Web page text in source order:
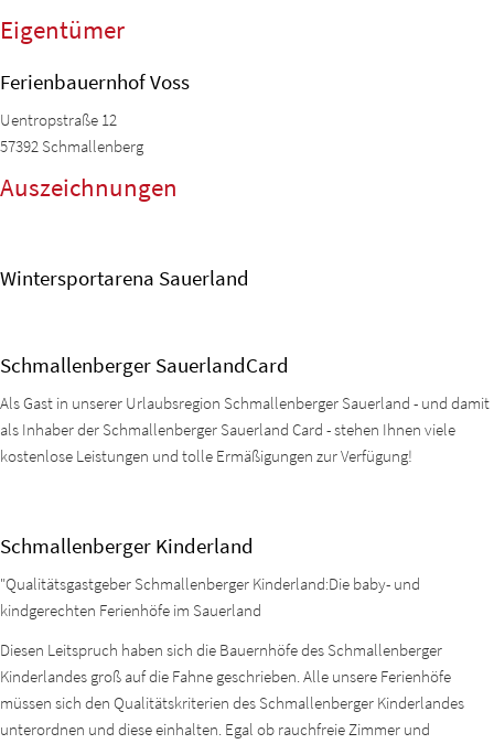
Eigentümer
Ferienbauernhof Voss
Uentropstraße 12
57392 Schmallenberg
Auszeichnungen
Wintersportarena Sauerland
Schmallenberger SauerlandCard
Als Gast in unserer Urlaubsregion Schmallenberger Sauerland - und damit
als Inhaber der Schmallenberger Sauerland Card - stehen Ihnen viele
kostenlose Leistungen und tolle Ermäßigungen zur Verfügung!
Schmallenberger Kinderland
"Qualitätsgastgeber Schmallenberger Kinderland:Die baby- und
kindgerechten Ferienhöfe im Sauerland
Diesen Leitspruch haben sich die Bauernhöfe des Schmallenberger
Kinderlandes groß auf die Fahne geschrieben. Alle unsere Ferienhöfe
müssen sich den Qualitätskriterien des Schmallenberger Kinderlandes
unterordnen und diese einhalten. Egal ob rauchfreie Zimmer und